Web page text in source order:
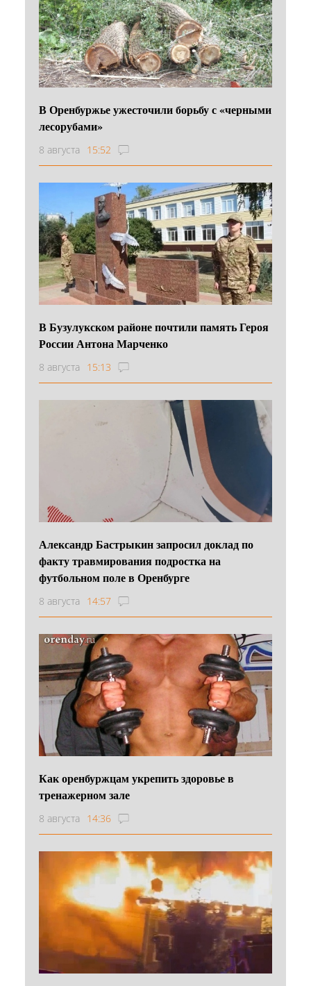
В Оренбуржье ужесточили борьбу с «черными
лесорубами»
8 августа 15:52
В Бузулукском районе почтили память Героя
России Антона Марченко
8 августа 15:13
Александр Бастрыкин запросил доклад по
факту травмирования подростка на
футбольном поле в Оренбурге
8 августа 14:57
Как оренбуржцам укрепить здоровье в
тренажерном зале
8 августа 14:36